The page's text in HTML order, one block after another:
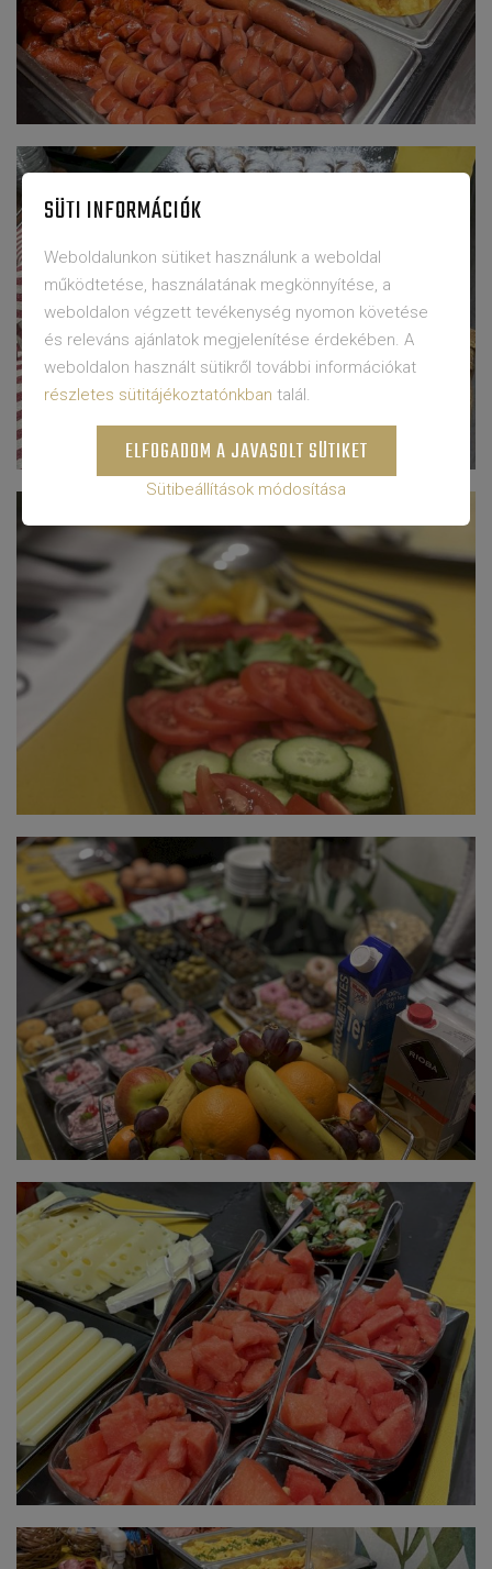
SÜTI INFORMÁCIÓK
Weboldalunkon sütiket használunk a weboldal
működtetése, használatának megkönnyítése, a
weboldalon végzett tevékenység nyomon követése
és releváns ajánlatok megjelenítése érdekében. A
weboldalon használt sütikről további információkat
részletes sütitájékoztatónkban talál.
ELFOGADOM A JAVASOLT SÜTIKET
Sütibeállítások módosítása